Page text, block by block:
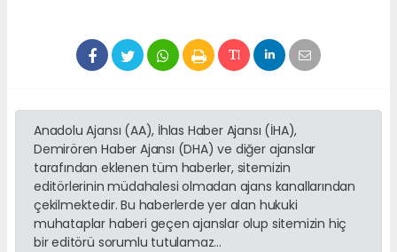
Anadolu Ajansı (AA), İhlas Haber Ajansı (İHA),
Demirören Haber Ajansı (DHA) ve diğer ajanslar
tarafından eklenen tüm haberler, sitemizin
editörlerinin müdahalesi olmadan ajans kanallarından
çekilmektedir. Bu haberlerde yer alan hukuki
muhataplar haberi geçen ajanslar olup sitemizin hiç
bir editörü sorumlu tutulamaz...